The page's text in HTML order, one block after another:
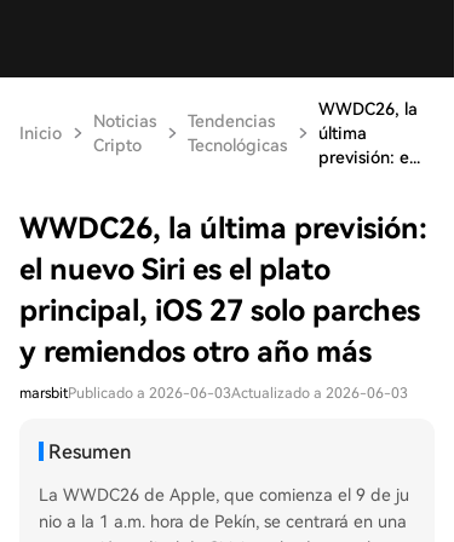
Inicio
Noticias
Cripto
Tendencias
Tecnológicas
WWDC26, la
última
previsión: e...
WWDC26, la última previsión:
el nuevo Siri es el plato
principal, iOS 27 solo parches
y remiendos otro año más
marsbitPublicado a 2026-06-03Actualizado a 2026-06-03
Resumen
La WWDC26 de Apple, que comienza el 9 de ju
nio a la 1 a.m. hora de Pekín, se centrará en una